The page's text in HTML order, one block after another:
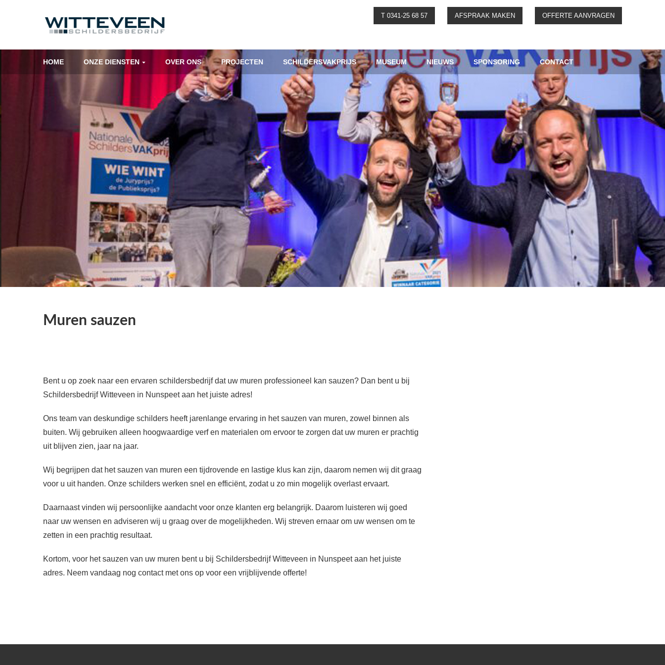
HOME ONZE DIENSTEN OVER ONS PROJECTEN SCHILDERSVAKPRIJS MUSEUM NIEUWS SPONSORING CONTACT
T 0341-25 68 57 AFSPRAAK MAKEN OFFERTE AANVRAGEN
Muren sauzen
Bent u op zoek naar een ervaren schildersbedrijf dat uw muren professioneel kan sauzen? Dan bent u bij
Schildersbedrijf Witteveen in Nunspeet aan het juiste adres!
Ons team van deskundige schilders heeft jarenlange ervaring in het sauzen van muren, zowel binnen als
buiten. Wij gebruiken alleen hoogwaardige verf en materialen om ervoor te zorgen dat uw muren er prachtig
uit blijven zien, jaar na jaar.
Wij begrijpen dat het sauzen van muren een tijdrovende en lastige klus kan zijn, daarom nemen wij dit graag
voor u uit handen. Onze schilders werken snel en efficiënt, zodat u zo min mogelijk overlast ervaart.
Daarnaast vinden wij persoonlijke aandacht voor onze klanten erg belangrijk. Daarom luisteren wij goed
naar uw wensen en adviseren wij u graag over de mogelijkheden. Wij streven ernaar om uw wensen om te
zetten in een prachtig resultaat.
Kortom, voor het sauzen van uw muren bent u bij Schildersbedrijf Witteveen in Nunspeet aan het juiste
adres. Neem vandaag nog contact met ons op voor een vrijblijvende offerte!